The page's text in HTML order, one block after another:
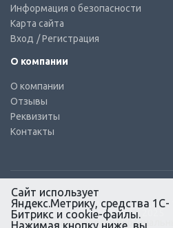
Информация о безопасности
Карта сайта
Вход / Регистрация
О компании
О компании
Отзывы
Реквизиты
Контакты
© КТС-Дизель – Комплектующие к
Все права защищены, 2003 – 2025
Согласие на обработку
Сайт использует
Яндекс.Метрику, средства 1С-
Битрикс и cookie-файлы.
Нажимая кнопку ниже, вы